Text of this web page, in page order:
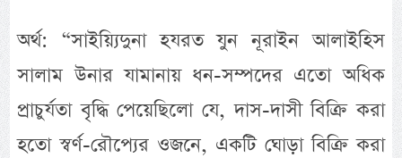
অর্থ: “সাইয়্যিদুনা হযরত যুন নূরাইন আলাইহিস
সালাম উনার যামানায় ধন-সম্পদের এতো অধিক
প্রাচুর্যতা বৃদ্ধি পেয়েছিলো যে, দাস-দাসী বিক্রি করা
হতো স্বর্ণ-রৌপ্যের ওজনে, একটি ঘোড়া বিক্রি করা